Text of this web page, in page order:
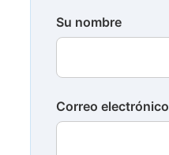
Su nombre
Correo electrónico